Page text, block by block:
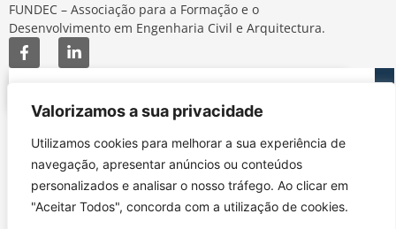
Valorizamos a sua privacidade
Utilizamos cookies para melhorar a sua experiência de
navegação, apresentar anúncios ou conteúdos
personalizados e analisar o nosso tráfego. Ao clicar em
"Aceitar Todos", concorda com a utilização de cookies.
FUNDEC – Associação para a Formação e o
Desenvolvimento em Engenharia Civil e Arquitectura.
MAPA DO SITE
Subscrever Newsletter
Contactos
Google Maps
CONTACTOS
fundec@tecnico.ulisboa.pt
FUNDEC - IST - DECivil
Av. Rovisco Pais, 1049-